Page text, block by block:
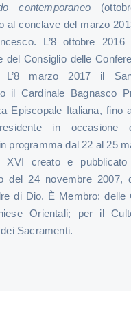
contemporaneo
al conclave del marzo
L’8 ottobre
del Consiglio delle
L’8 marzo 2017 il
il Cardinale Bagnasco
Episcopale Italiana, fino
in occasione
programma dal 22 al 25
XVI creato e
del 24 novembre 2007,
di Dio. È Membro: delle
Orientali; per il
Sacramenti.